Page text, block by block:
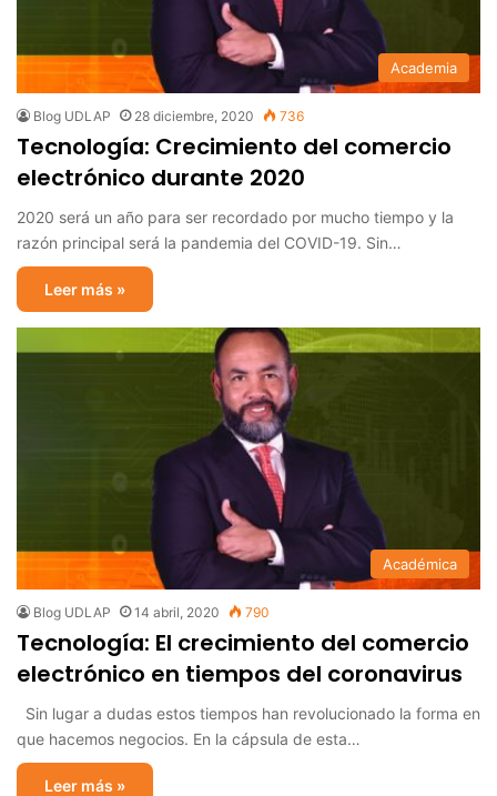
Academia
Blog UDLAP 28 diciembre, 2020 736
Tecnología: Crecimiento del comercio
electrónico durante 2020
2020 será un año para ser recordado por mucho tiempo y la
razón principal será la pandemia del COVID-19. Sin…
Leer más »
Académica
Blog UDLAP 14 abril, 2020 790
Tecnología: El crecimiento del comercio
electrónico en tiempos del coronavirus
Sin lugar a dudas estos tiempos han revolucionado la forma en
que hacemos negocios. En la cápsula de esta…
Leer más »